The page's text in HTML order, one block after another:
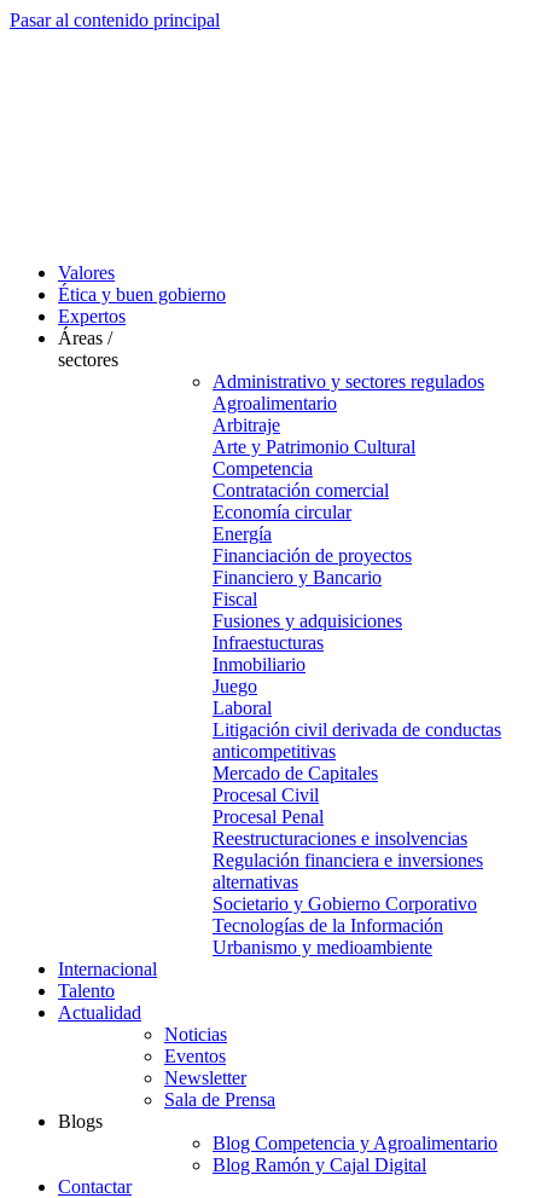
Pasar al contenido principal
Valores
Ética y buen gobierno
Expertos
Áreas /
sectores
Administrativo y sectores regulados
Agroalimentario
Arbitraje
Arte y Patrimonio Cultural
Competencia
Contratación comercial
Economía circular
Energía
Financiación de proyectos
Financiero y Bancario
Fiscal
Fusiones y adquisiciones
Infraestucturas
Inmobiliario
Juego
Laboral
Litigación civil derivada de conductas
anticompetitivas
Mercado de Capitales
Procesal Civil
Procesal Penal
Reestructuraciones e insolvencias
Regulación financiera e inversiones
alternativas
Societario y Gobierno Corporativo
Tecnologías de la Información
Urbanismo y medioambiente
Internacional
Talento
Actualidad
Noticias
Eventos
Newsletter
Sala de Prensa
Blogs
Blog Competencia y Agroalimentario
Blog Ramón y Cajal Digital
Contactar